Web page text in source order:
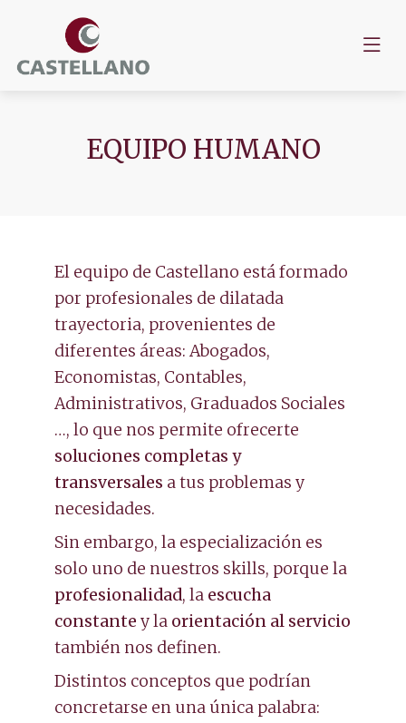
EQUIPO HUMANO
El equipo de Castellano está formado
por profesionales de dilatada
trayectoria, provenientes de
diferentes áreas: Abogados,
Economistas, Contables,
Administrativos, Graduados Sociales
…, lo que nos permite ofrecerte
soluciones completas y
transversales a tus problemas y
necesidades.
Sin embargo, la especialización es
solo uno de nuestros skills, porque la
profesionalidad, la escucha
constante y la orientación al servicio
también nos definen.
Distintos conceptos que podrían
concretarse en una única palabra: